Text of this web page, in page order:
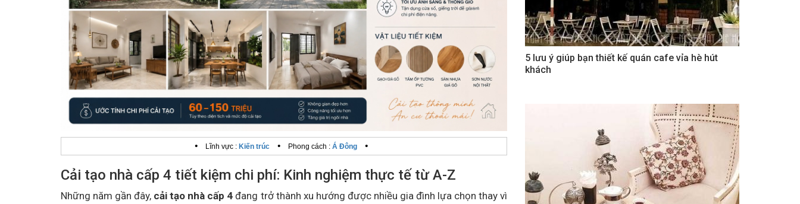
• Lĩnh vực : Kiến trúc • Phong cách : Á Đông •
Cải tạo nhà cấp 4 tiết kiệm chi phí: Kinh nghiệm thực tế từ A-Z
Những năm gần đây, cải tạo nhà cấp 4 đang trở thành xu hướng được nhiều gia đình lựa chọn thay vì
5 lưu ý giúp bạn thiết kế quán cafe vỉa hè hút
khách